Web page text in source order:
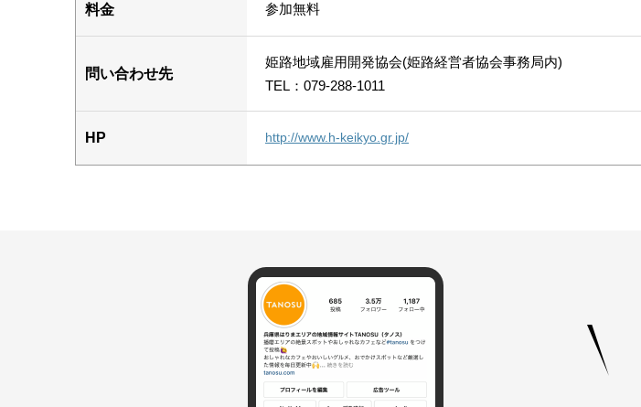
料金 参加無料
問い合わせ先
姫路地域雇用開発協会(姫路経営者協会事務局内)
TEL：079-288-1011
HP http://www.h-keikyo.gr.jp/